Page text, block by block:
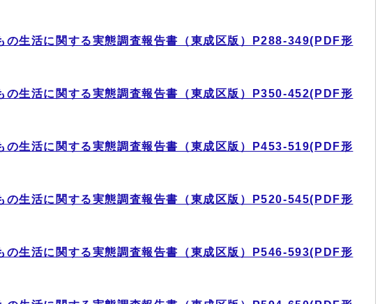
の生活に関する実態調査報告書（東成区版）P288-349(PDF形
の生活に関する実態調査報告書（東成区版）P350-452(PDF形
の生活に関する実態調査報告書（東成区版）P453-519(PDF形
の生活に関する実態調査報告書（東成区版）P520-545(PDF形
の生活に関する実態調査報告書（東成区版）P546-593(PDF形